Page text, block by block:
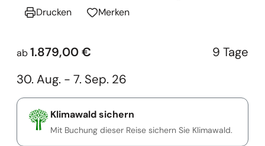
Drucken Merken
ab1.879,00 €
9 Tage
30. Aug. - 7. Sep. 26
Klimawald sichern
Mit Buchung dieser Reise sichern Sie Klimawald.